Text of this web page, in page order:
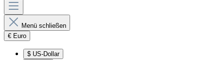
Menü schließen
€ Euro
$ US-Dollar